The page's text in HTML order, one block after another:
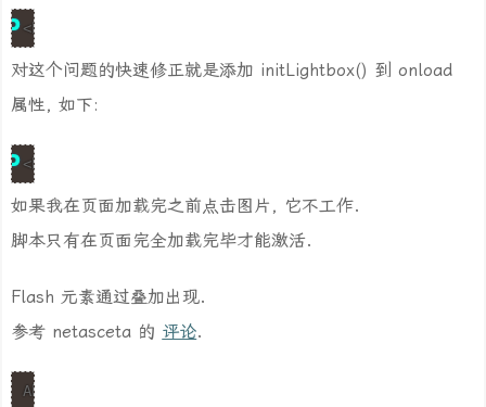
<body onload="MM_preloadImages(‘/images/
对这个问题的快速修正就是添加 initLightbox() 到 onload
属性, 如下:
<body onload="MM_preloadImages(‘/images/
如果我在页面加载完之前点击图片, 它不工作.
脚本只有在页面完全加载完毕才能激活.
Flash 元素通过叠加出现.
参考 netasceta 的 评论.